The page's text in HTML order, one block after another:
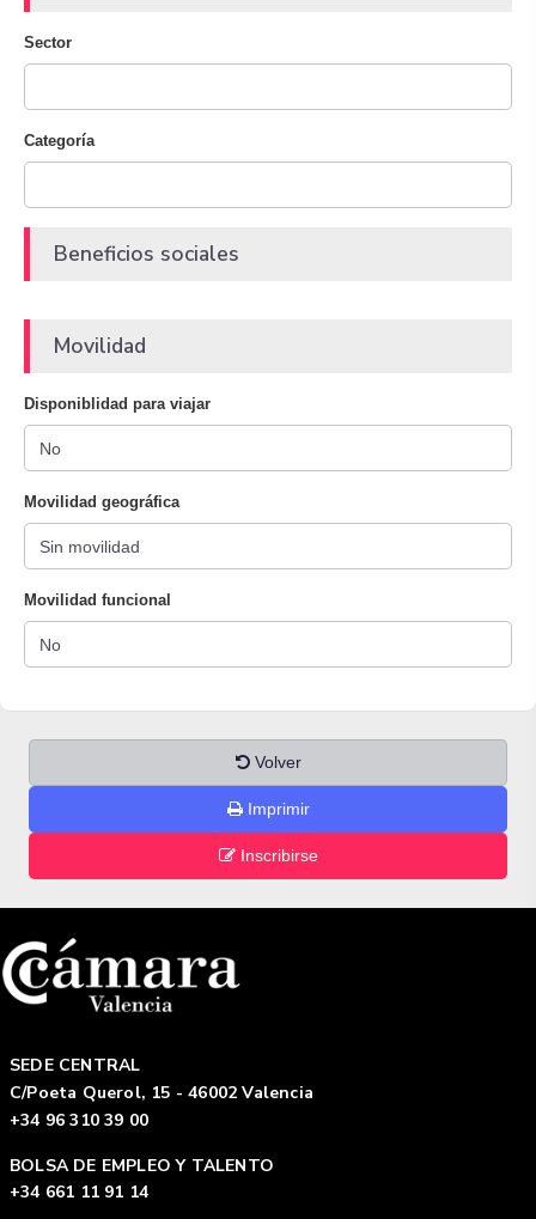
Sector
Categoría
Beneficios sociales
Movilidad
Disponiblidad para viajar
Movilidad geográfica
Movilidad funcional
Volver
Imprimir
Inscribirse
SEDE CENTRAL
C/Poeta Querol, 15 - 46002 Valencia
+34 96 310 39 00
BOLSA DE EMPLEO Y TALENTO
+34 661 11 91 14